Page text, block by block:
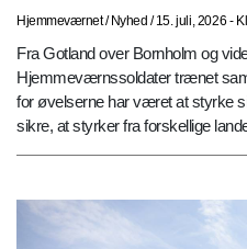
Hjemmeværnet / Nyhed / 15. juli, 2026 -
Fra Gotland over Bornholm og
Hjemmeværnssoldater trænet
for øvelserne har været at styrke
sikre, at styrker fra forskellige